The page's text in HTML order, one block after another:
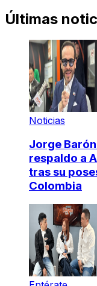
Últimas
Noticias
Jorge
respaldo a
tras su
Colombia